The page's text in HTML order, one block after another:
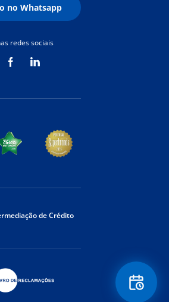
no Whatsapp
redes sociais
de Crédito
Floating
Contact
Button